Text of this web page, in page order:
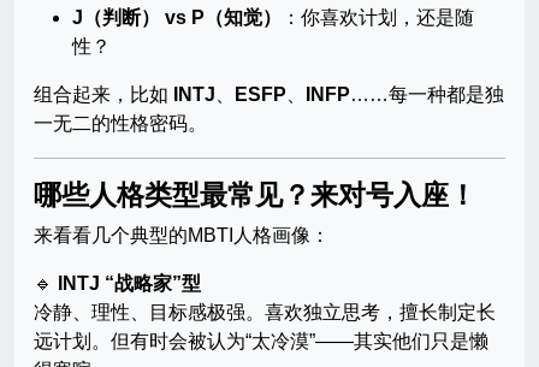
J（判断） vs P（知觉）
：你喜欢计划，还是随
性？
组合起来，比如 INTJ ESFP INFP……每一种都是独
一无二的性格密码。
哪些人格类型最常见？来对号入座！
来看看几个典型的MBTI人格画像：
🔹
INTJ “战略家”型
冷静、理性、目标感极强。喜欢独立思考，擅长制定长
远计划。但有时会被认为“太冷漠”——其实他们只是懒